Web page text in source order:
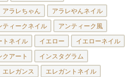
アラレちゃん アラレやんネイル
ティークネイル アンティーク風
トネイル イエロー イエローネイル
クアート インスタグラム
エレガンス エレガントネイル